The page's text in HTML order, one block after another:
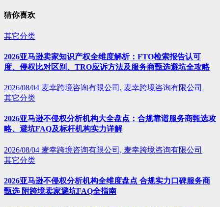
猜你喜欢
其它分类
2026亚马逊卖家知识产权全维度解析：FTO检索报告认可
度、侵权比对区别、TRO应诉方法及服务商甄选避坑全攻略
2026/08/04 麦幸跨境咨询有限公司, 麦幸跨境咨询有限公司
其它分类
2026亚马逊不侵权分析机构大全盘点：合规靠谱服务商甄选攻
略、避坑FAQ及标杆机构实力详解
2026/08/04 麦幸跨境咨询有限公司, 麦幸跨境咨询有限公司
其它分类
2026亚马逊不侵权分析机构全维度盘点 合规实力口碑服务商
甄选 附跨境卖家避坑FAQ全指南